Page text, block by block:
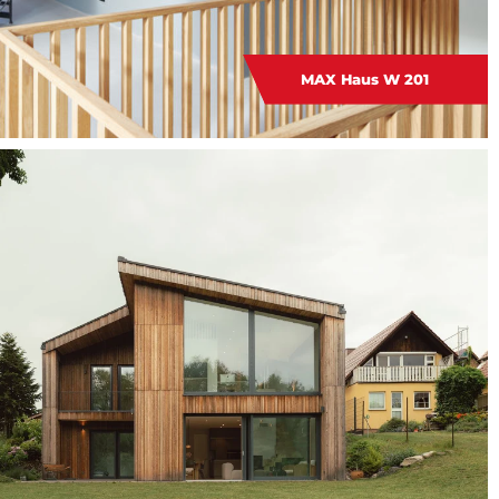
MAX Haus W 201